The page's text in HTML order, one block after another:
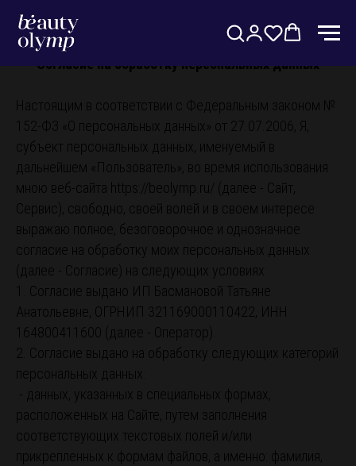
Согласие на обработку персональных данных
Настоящим в соответствии с Федеральным законом №
152-ФЗ «О персональных данных» от 27.07.2006, Я,
субъект персональных данных, именуемый в
дальнейшем «Пользователь», во время использования
мною веб-сайта https://beolymp.ru/ (далее - Сайт,
Сервис), свободно, своей волей и в своем интересе
выражаю полное, безоговорочное и однозначное
согласие на обработку моих персональных данных
(далее - Согласие) на следующих условиях:
1. Согласие выдано ИП Басмановой Татьяне
Анатольевне, ОГРНИП 321169000110422, ИНН
164800411600 (далее - Оператор).
2. Согласие выдано на обработку следующих категорий
персональных данных:
- данных, указанных в специальных формах,
расположенных на Сайте, путем заполнения
соответствующих текстовых полей и/или
прикрепленных к формам файлов, а именно: фамилия,